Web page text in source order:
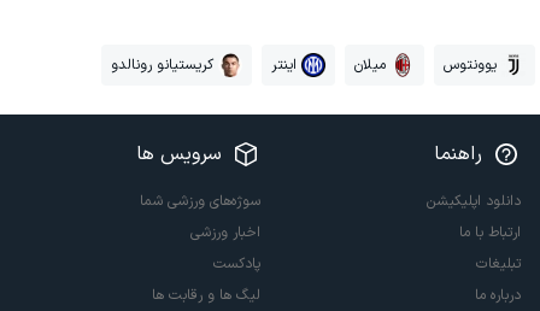
یوونتوس میلان اینتر کریستیانو رونالدو
راهنما
دانلود اپلیکیشن
ارتباط با ما
تبلیغات
درباره ما
سرویس ها
سوژه‌های ورزشی شما
اخبار ورزشی
پادکست
لیگ ها و رقابت ها